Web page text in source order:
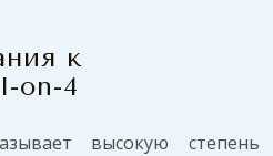
к
on-4
высокую степень